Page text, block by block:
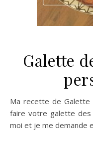
Galette
Ma recette de Galette des rois Avez-vous déjà tenté de
faire votre galette des
moi et je me demande